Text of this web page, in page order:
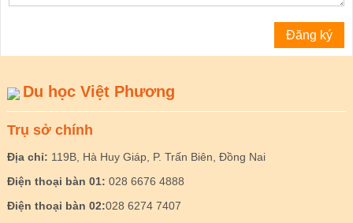
Du học Việt Phương
Trụ sở chính
Địa chỉ: 119B, Hà Huy Giáp, P. Trấn Biên, Đồng Nai
Điện thoại bàn 01: 028 6676 4888
Điện thoại bàn 02:028 6274 7407